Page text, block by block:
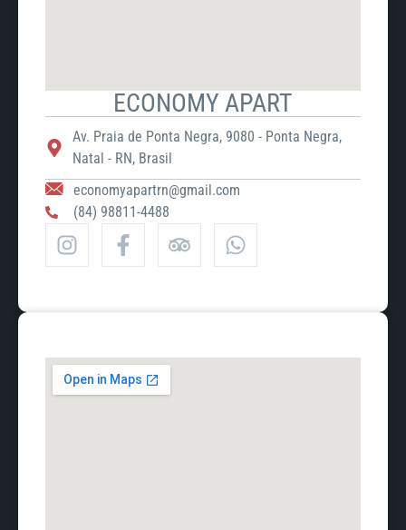
ECONOMY APART
Av. Praia de Ponta Negra, 9080 - Ponta Negra,
Natal - RN, Brasil
economyapartrn@gmail.com
(84) 98811-4488